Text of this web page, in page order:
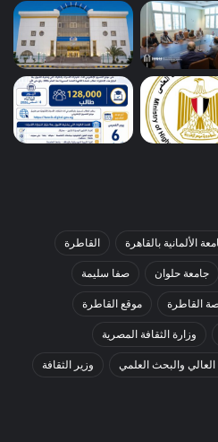
الألمانية بالقاهرة القاطرة
جامعة حلوان صفا سليمة
القاطرة موقع القاطرة
وزارة الثقافة المصرية
العالي والبحث العلمي وزير الثقافة